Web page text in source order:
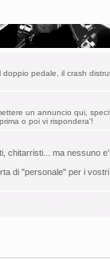
a tutti, non
citofoni ma
Grazie!
pedale, il crash
un annuncio qui,
o poi vi rispondera'!
chitarristi... ma nessuno
di "personale" per i